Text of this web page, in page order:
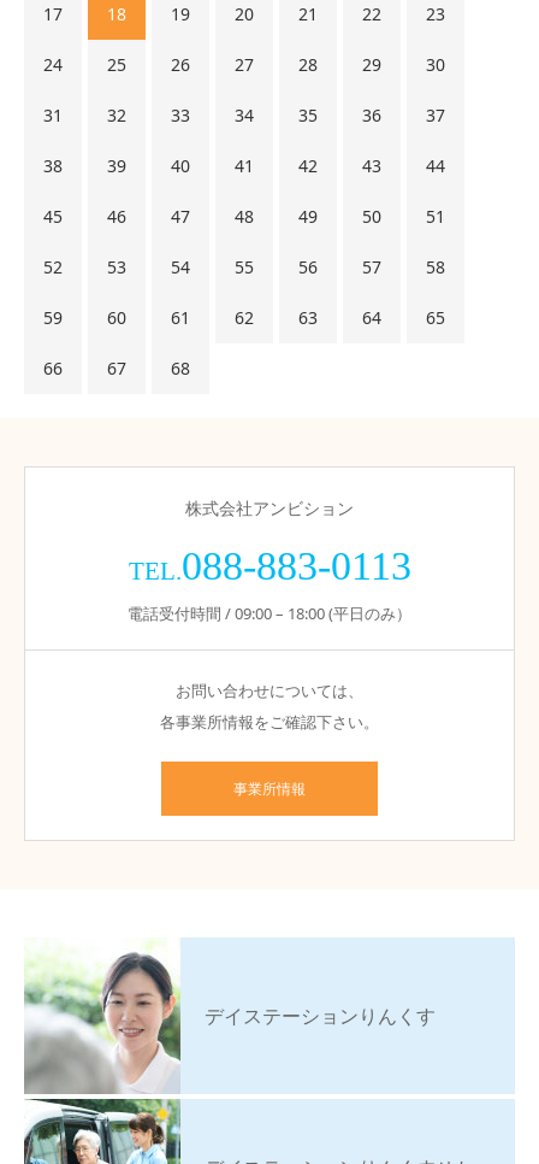
17 18 19 20 21 22 23
24 25 26 27 28 29 30
31 32 33 34 35 36 37
38 39 40 41 42 43 44
45 46 47 48 49 50 51
52 53 54 55 56 57 58
59 60 61 62 63 64 65
66 67 68
株式会社アンビション
TEL.088-883-0113
電話受付時間 / 09:00 – 18:00 (平日のみ）
お問い合わせについては、
各事業所情報をご確認下さい。
事業所情報
デイステーションりんくす